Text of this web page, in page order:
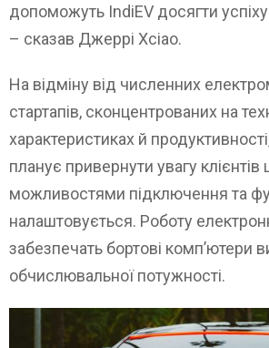
допоможуть IndiEV досягти
– сказав Джеррі Хсіао.
На відміну від численних
стартапів, сконцентрованих на
характеристиках й
планує привернути увагу
можливостями підключення та
налаштовується. Роботу
забезпечать бортові комп’ютери
обчислювальної потужності.